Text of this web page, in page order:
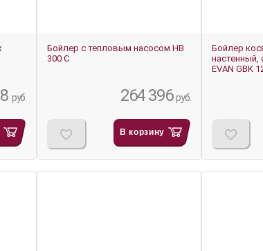
руб.
Бойлер с тепловым насосом HB
300 C
264 396руб.
В корзину
Бойлер
настенный,
EVAN GBK